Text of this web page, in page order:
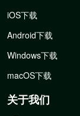
iOS下载
Android下载
Windows下载
macOS下载
关于我们